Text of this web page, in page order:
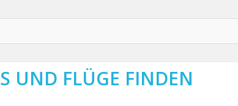
UND FLÜGE FINDEN